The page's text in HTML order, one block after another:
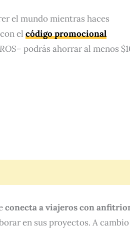
el mundo mientras haces
el código promocional
– podrás ahorrar al menos
conecta a viajeros con
en sus proyectos. A